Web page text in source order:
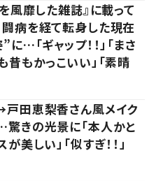
風靡した雑誌』に載って
闘病を経て転身した現在
…「ギャップ！！」「まさ
昔もかっこいい」「素晴
田恵梨香さん風メイク
きの光景に「本人かと
美しい」「似すぎ！！」